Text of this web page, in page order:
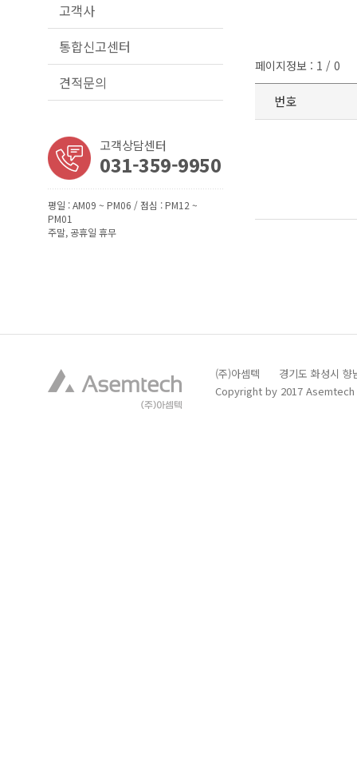
고객사
통합신고센터
견적문의
고객상담센터
031-359-9950
평일 : AM09 ~ PM06 / 점심 : PM12 ~
PM01
주말, 공휴일 휴무
페이지정보 : 1 / 0
번호
(주)아셈텍 경기도 화성시
Copyright by 2017